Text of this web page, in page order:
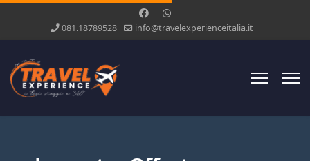
081.18789528 info@travelexperienceitalia.it